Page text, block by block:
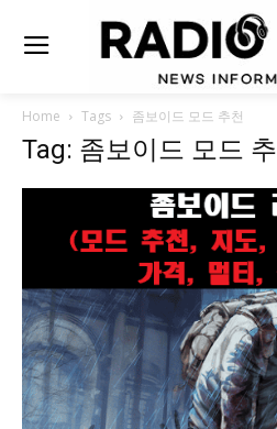
Home Tags 좀보이드 모드 추천
Tag: 좀보이드 모드